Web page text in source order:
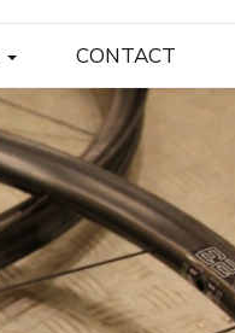
CONTACT